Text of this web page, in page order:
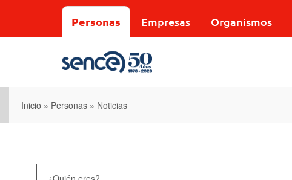
Personas Empresas Organismos
Inicio » Personas » Noticias